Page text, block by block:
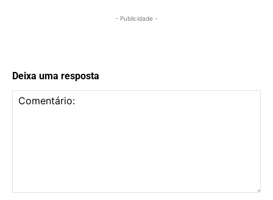
- Publicidade -
Deixa uma resposta